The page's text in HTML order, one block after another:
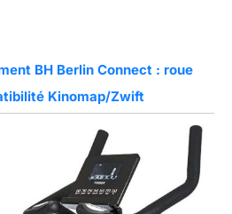
BH Berlin Connect : roue
Kinomap/Zwift